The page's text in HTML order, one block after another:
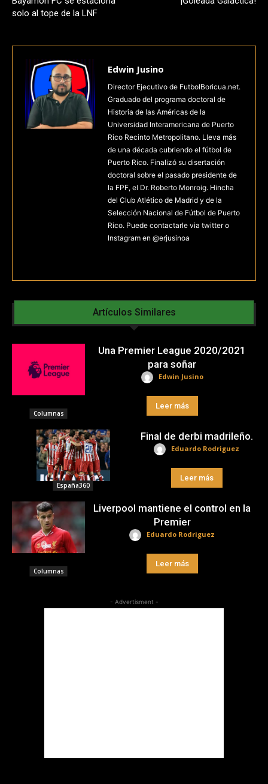
solo al tope de la LNF
Edwin Jusino
Director Ejecutivo de FutbolBoricua.net.
Graduado del programa doctoral de
Historia de las Américas de la
Universidad Interamericana de Puerto
Rico Recinto Metropolitano. Lleva más
de una década cubriendo el fútbol de
Puerto Rico. Finalizó su disertación
doctoral sobre el pasado presidente de
la FPF, el Dr. Roberto Monroig. Hincha
del Club Atlético de Madrid y de la
Selección Nacional de Fútbol de Puerto
Rico. Puede contactarle via twitter o
Instagram en @erjusinoa
Artículos Similares
Columnas
Una Premier League 2020/2021
para soñar
Edwin Jusino
Leer más
España360
Final de derbi madrileño.
Eduardo Rodriguez
Leer más
Columnas
Liverpool mantiene el control en la
Premier
Eduardo Rodriguez
Leer más
- Advertisment -